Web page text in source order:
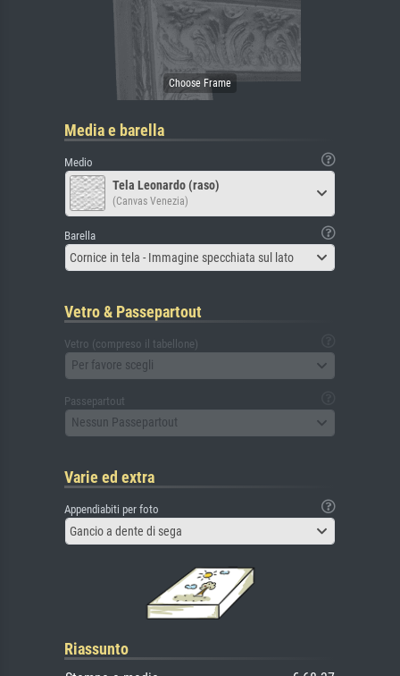
Media e barella
Medio
Tela Leonardo (raso)
(Canvas Venezia)
Barella
Cornice in tela - Immagine specchiata sul lato
Vetro & Passepartout
Vetro (compreso il tabellone)
Per favore scegli
Passepartout
Nessun Passepartout
Varie ed extra
Appendiabiti per foto
Gancio a dente di sega
Riassunto